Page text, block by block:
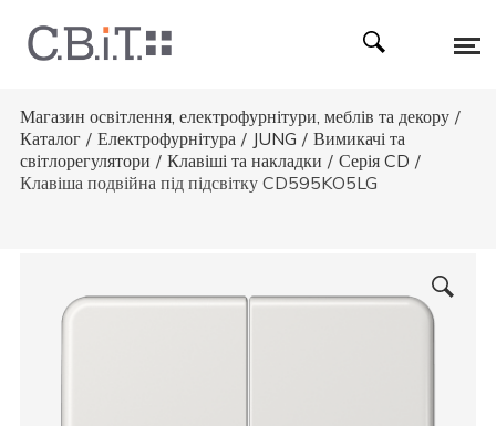
Магазин освітлення, електрофурнітури, меблів та декору /
Каталог / Електрофурнітура / JUNG / Вимикачі та
світлорегулятори / Клавіші та накладки / Серія CD /
Клавіша подвійна під підсвітку CD595KO5LG